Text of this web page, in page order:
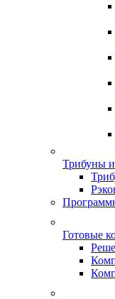
Трибуны
Готовые